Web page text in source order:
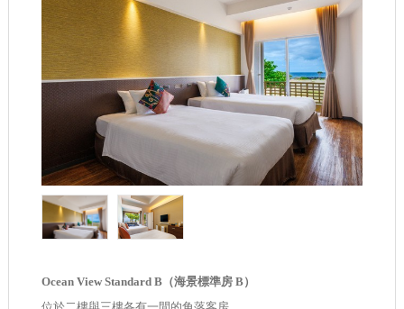
Ocean View Standard B（海景標準房 B）